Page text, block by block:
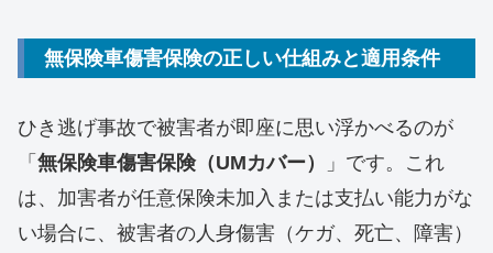
無保険車傷害保険の正しい仕組みと適用条件
ひき逃げ事故で被害者が即座に思い浮かべるのが
「 無保険車傷害保険（UMカバー）
」です。これ
は、加害者が任意保険未加入または支払い能力がな
い場合に、被害者の人身傷害（ケガ、死亡、障害）